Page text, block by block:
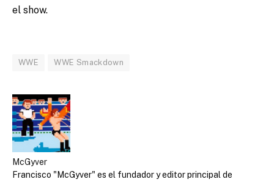
el show.
WWE WWE Smackdown
McGyver
Francisco "McGyver" es el fundador y editor principal de